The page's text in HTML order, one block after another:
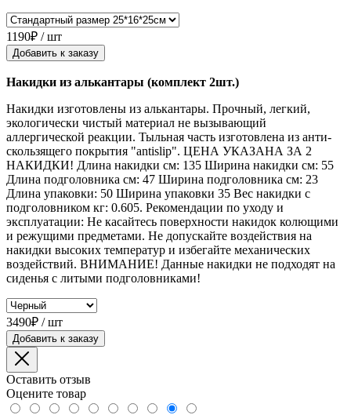
1190₽ / шт
Добавить к заказу
Накидки из алькантары (комплект 2шт.)
Накидки изготовлены из алькантары. Прочный, легкий,
экологически чистый материал не вызывающий
аллергической реакции. Тыльная часть изготовлена из анти-
скользящего покрытия "antislip". ЦЕНА УКАЗАНА ЗА 2
НАКИДКИ! Длина накидки см: 135 Ширина накидки см: 55
Длина подголовника см: 47 Ширина подголовника см: 23
Длина упаковки: 50 Ширина упаковки 35 Вес накидки с
подголовником кг: 0.605. Рекомендации по уходу и
эксплуатации: Не касайтесь поверхности накидок колющими
и режущими предметами. Не допускайте воздействия на
накидки высоких температур и избегайте механических
воздействий. ВНИМАНИЕ! Данные накидки не подходят на
сиденья с литыми подголовниками!
3490₽ / шт
Добавить к заказу
Оставить отзыв
Оцените товар